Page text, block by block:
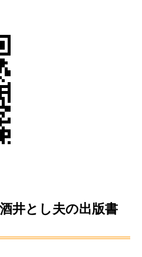
井とし夫の出版書